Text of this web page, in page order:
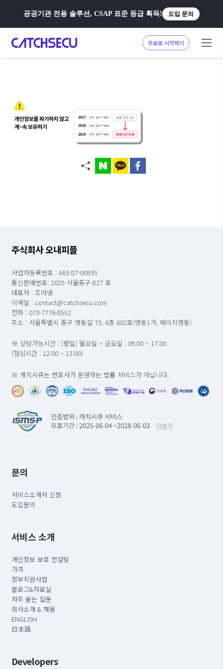
공공기관 전용 솔루션, CSAP 표준 등급 획득! 도입 문의
무료로 시작하기
주식회사 오내피플
사업자등록번호 : 463-87-00935
통신판매번호: 2025-서울중구-827 호
대표자 : 조아영
이메일 : contact@catchsecu.com
전화 : 070-7776-8552
주소 : 서울특별시 중구 명동길 73, 6층 602호(명동1가, 페이지명동)
※ 상담가능시간 : [평일] 월요일 ~ 금요일 : 09:00 ~ 17:00
(점심시간 : 12:00 ~ 13:00)
※ 캐치시큐는 변호사가 운영하는 법률 서비스가 아닙니다.
문의
서비스소개서 신청
도입문의
서비스 소개
개인정보 보호 컨설팅
가격
정부지원사업
블로그&자료실
자주 묻는 질문
회사소개 & 채용
ENGLISH
日本語
Developers